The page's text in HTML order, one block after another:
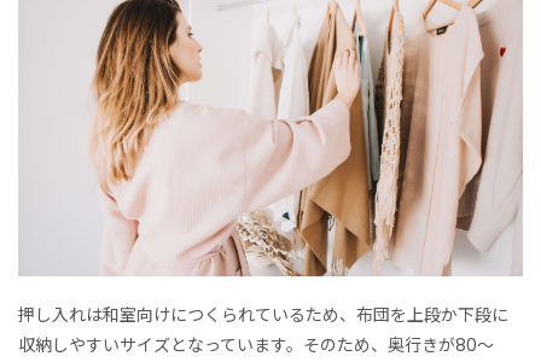
押し入れは和室向けにつくられているため、布団を上段か下段に
収納しやすいサイズとなっています。そのため、奥行きが80～